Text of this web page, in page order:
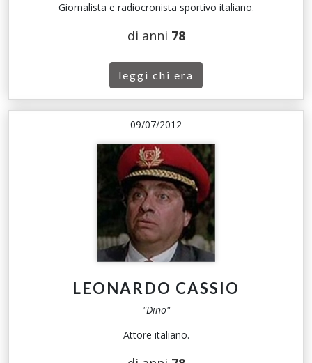
Giornalista e radiocronista sportivo italiano.
di anni 78
leggi chi era
09/07/2012
LEONARDO CASSIO
"Dino"
Attore italiano.